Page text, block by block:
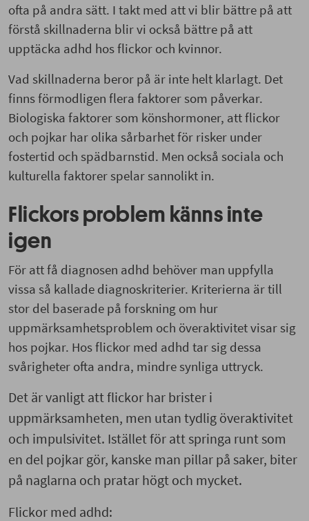
ofta på andra sätt. I takt med att vi blir bättre på att
förstå skillnaderna blir vi också bättre på att
upptäcka adhd hos flickor och kvinnor.
Vad skillnaderna beror på är inte helt klarlagt. Det
finns förmodligen flera faktorer som påverkar.
Biologiska faktorer som könshormoner, att flickor
och pojkar har olika sårbarhet för risker under
fostertid och spädbarnstid. Men också sociala och
kulturella faktorer spelar sannolikt in.
Flickors problem känns inte
igen
För att få diagnosen adhd behöver man uppfylla
vissa så kallade diagnoskriterier. Kriterierna är till
stor del baserade på forskning om hur
uppmärksamhetsproblem och överaktivitet visar sig
hos pojkar. Hos flickor med adhd tar sig dessa
svårigheter ofta andra, mindre synliga uttryck.
Det är vanligt att flickor har brister i
uppmärksamheten, men utan tydlig överaktivitet
och impulsivitet. Istället för att springa runt som
en del pojkar gör, kanske man pillar på saker, biter
på naglarna och pratar högt och mycket.
Flickor med adhd: